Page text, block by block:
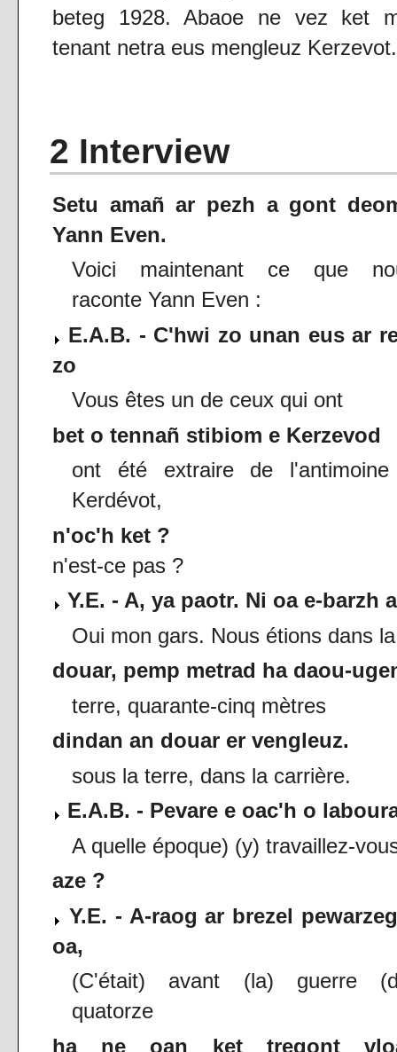
beteg 1928. Abaoe ne vez ket
tenant netra eus mengleuz Kerzevot.
2 Interview
Setu amañ ar pezh a gont
Yann Even.
Voici maintenant ce que
raconte Yann Even :
E.A.B. - C'hwi zo unan eus ar
zo
Vous êtes un de ceux qui ont
bet o tennañ stibiom e Kerzevod
ont été extraire de
Kerdévot,
n'oc'h ket ?
n'est-ce pas ?
Y.E. - A, ya paotr. Ni oa e-barzh
Oui mon gars. Nous étions dans la
douar, pemp metrad ha daou-
terre, quarante-cinq mètres
dindan an douar er vengleuz.
sous la terre, dans la carrière.
E.A.B. - Pevare e oac'h o
A quelle époque) (y) travaillez-
aze ?
Y.E. - A-raog ar brezel
oa,
(C'était) avant (la) guerre
quatorze
ha ne oan ket tregont